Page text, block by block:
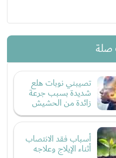
صلة
تصيبني نوبات هلع
شديدة بسبب جرعة
زائدة من الحشيش
أسباب فقد الانتصاب
أثناء الإيلاج وعلاجه